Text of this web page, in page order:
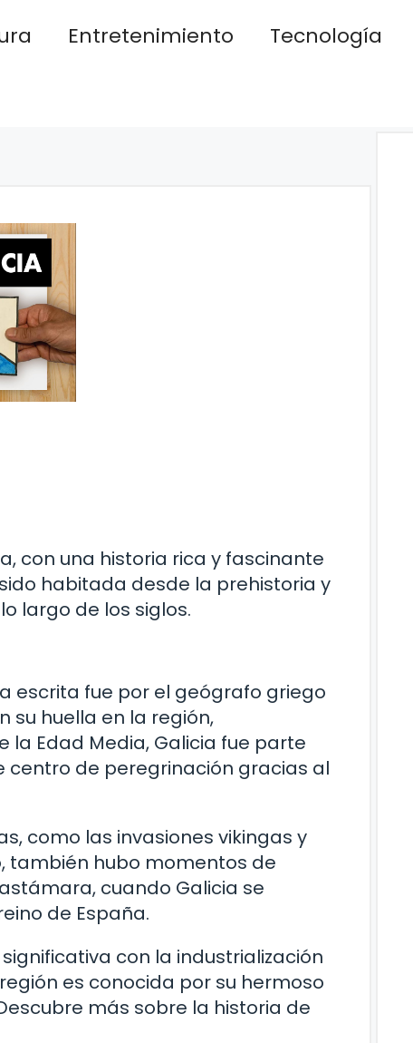
Entretenimiento Tecnología
con una historia rica y fascinante
habitada desde la prehistoria y
largo de los siglos.
escrita fue por el geógrafo griego
su huella en la región,
Edad Media, Galicia fue parte
centro de peregrinación gracias al
como las invasiones vikingas y
también hubo momentos de
cuando Galicia se
de España.
con la industrialización
es conocida por su hermoso
más sobre la historia de